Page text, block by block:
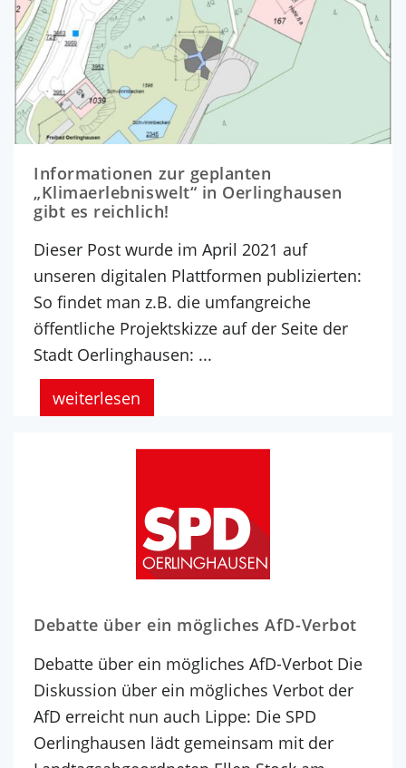
Informationen zur geplanten
„Klimaerlebniswelt“ in Oerlinghausen
gibt es reichlich!
Dieser Post wurde im April 2021 auf
unseren digitalen Plattformen publizierten:
So findet man z.B. die umfangreiche
öffentliche Projektskizze auf der Seite der
Stadt Oerlinghausen: ...
weiterlesen
Debatte über ein mögliches AfD-Verbot
Debatte über ein mögliches AfD-Verbot Die
Diskussion über ein mögliches Verbot der
AfD erreicht nun auch Lippe: Die SPD
Oerlinghausen lädt gemeinsam mit der